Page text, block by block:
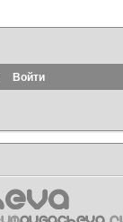
Войти